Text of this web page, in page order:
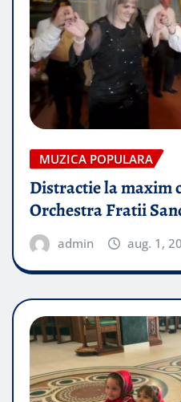
MUZICA POPULARA
Distractie la maxim
Orchestra Fratii
admin aug. 1,